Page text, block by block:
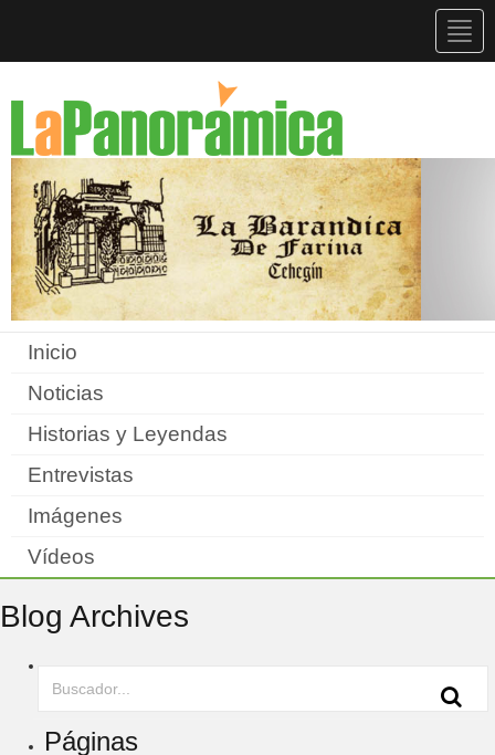
Inicio
Noticias
Historias y Leyendas
Entrevistas
Imágenes
Vídeos
Blog Archives
Páginas